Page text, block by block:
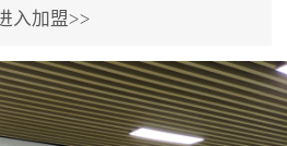
专利保护优势、双甲资质
企业（“室内环境净化治理
甲级施工资质”“室内环境
入加盟>>